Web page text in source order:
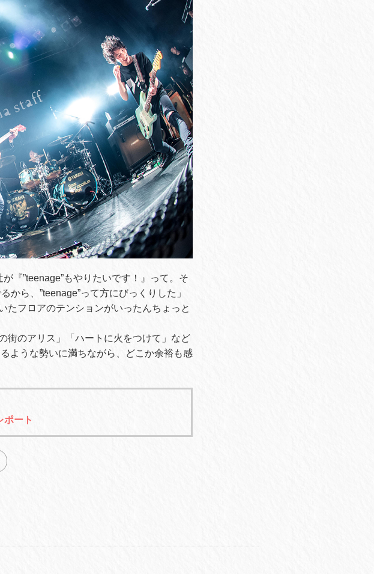
『”teenage”もやりたいです！』って。そ
から、”teenage”って方にびっくりした」
たフロアのテンションがいったんちょっと
街のアリス」「ハートに火をつけて」など
ような勢いに満ちながら、どこか余裕も感
ート